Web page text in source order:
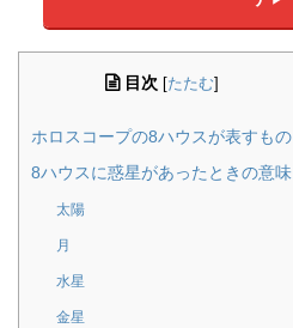
目次 たたむ
ホロスコープの8ハウスが表すもの
8ハウスに惑星があったときの意味
太陽
月
水星
金星